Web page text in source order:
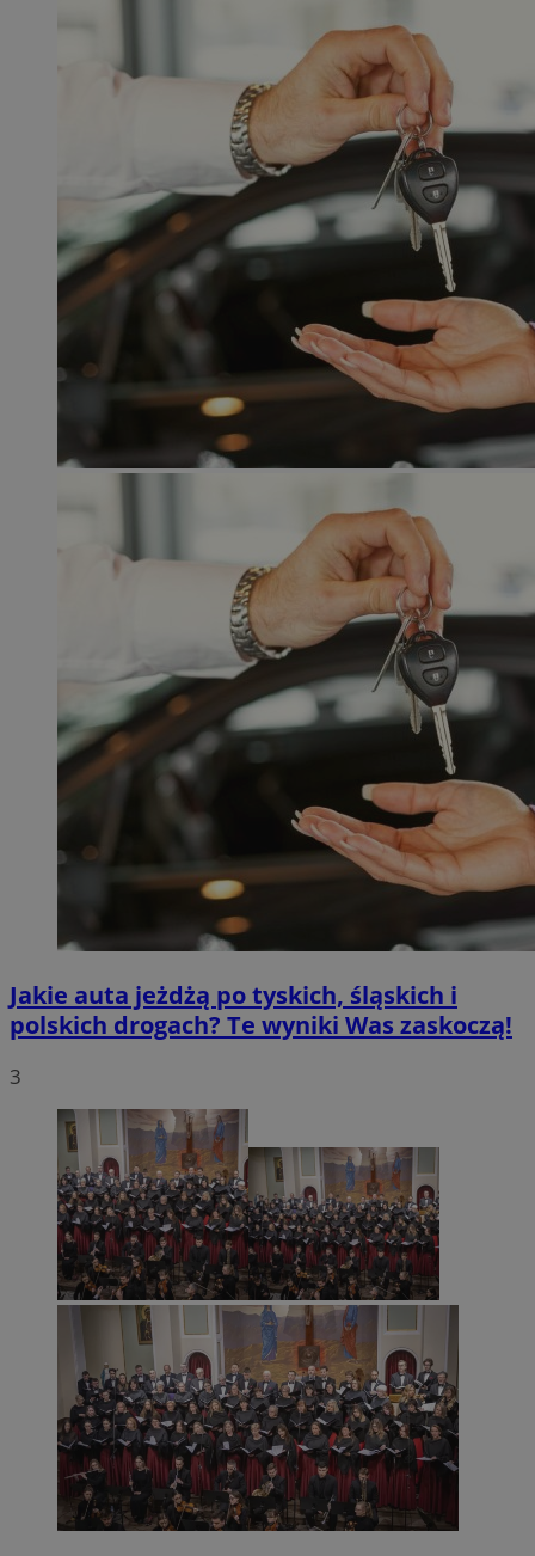
Jakie auta jeżdżą po tyskich, śląskich i
polskich drogach? Te wyniki Was zaskoczą!
3